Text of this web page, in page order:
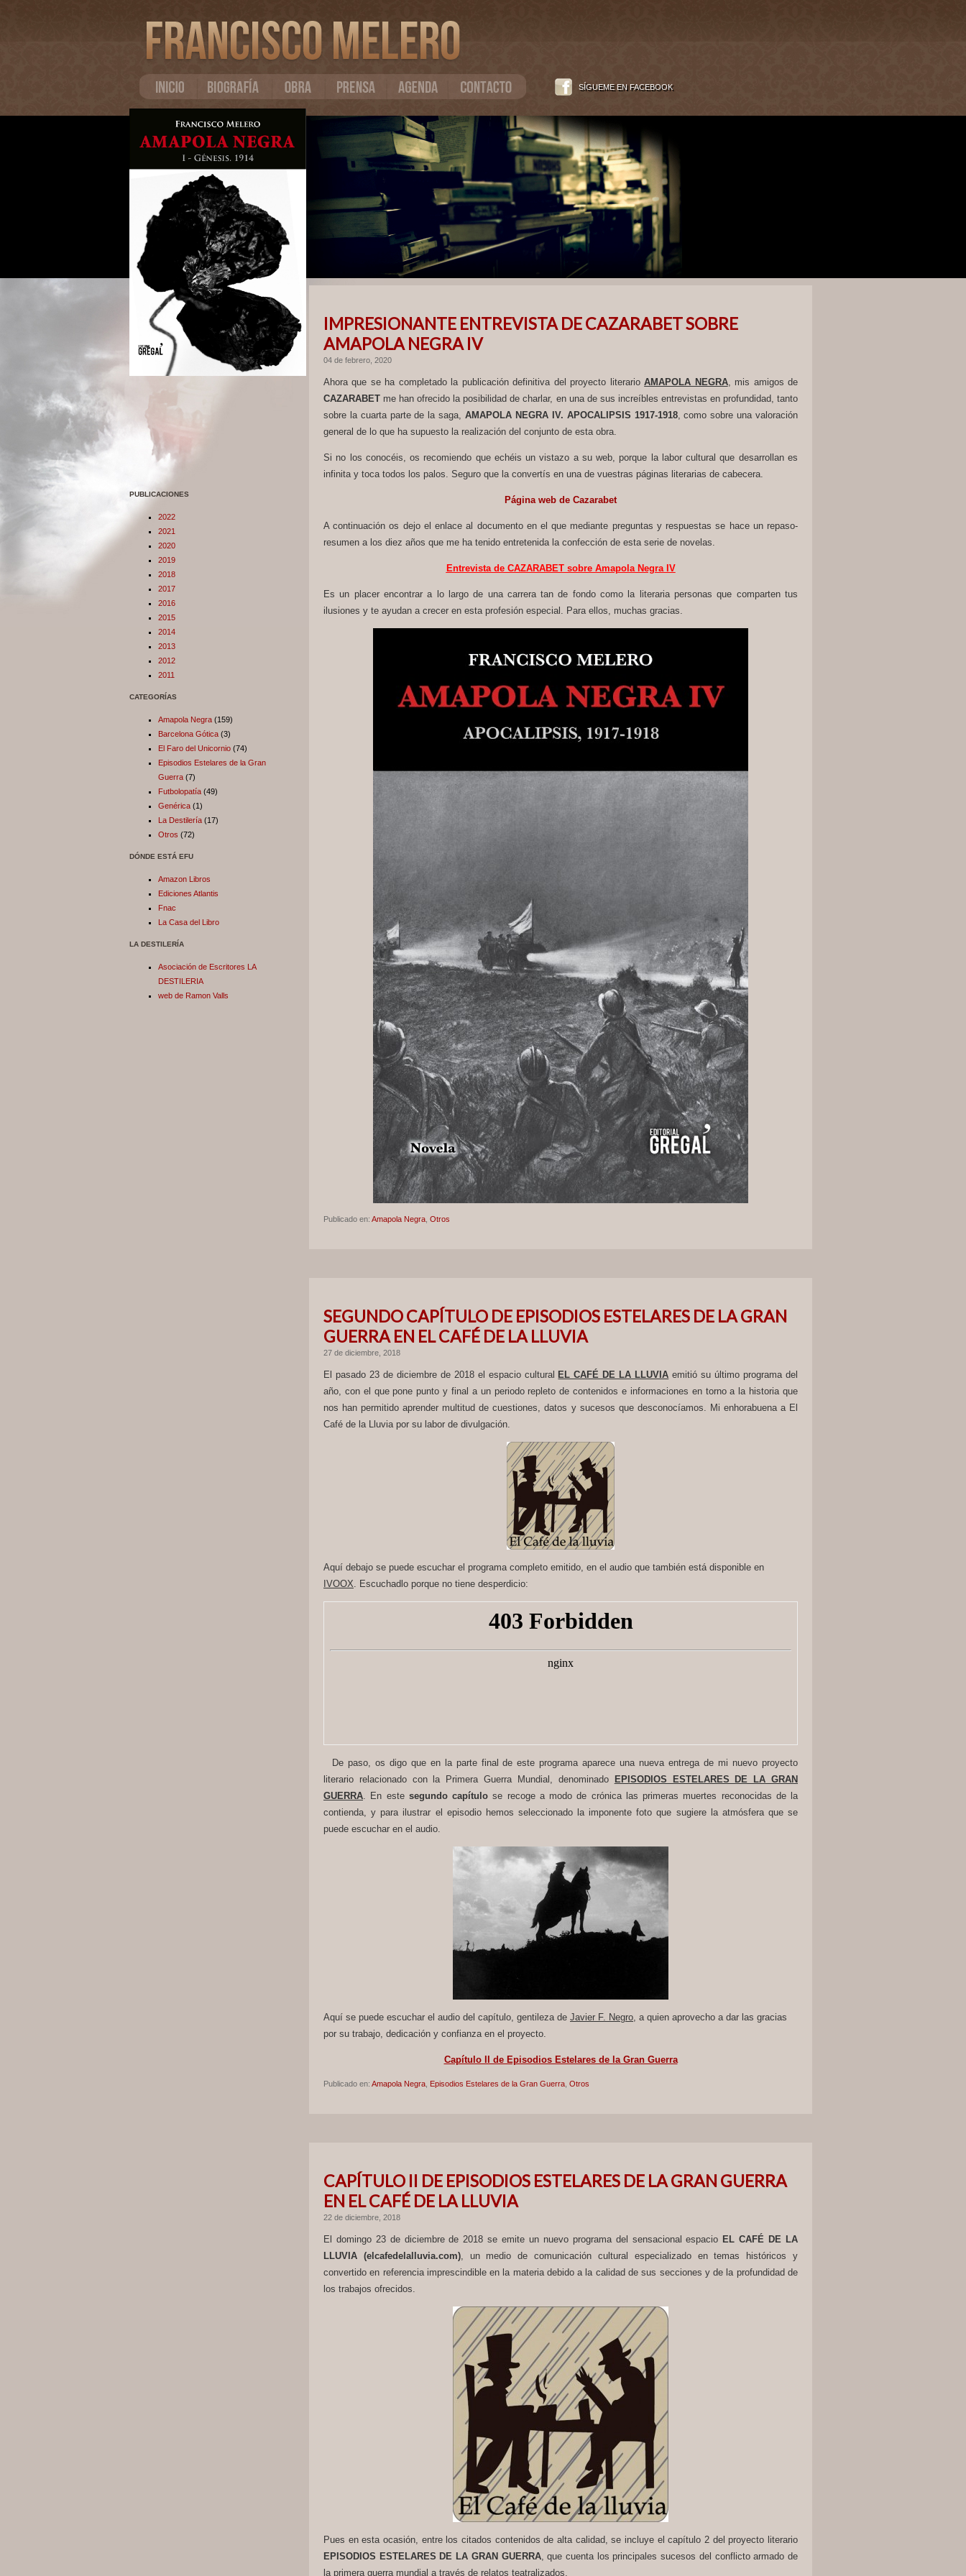
SÍGUEME EN FACEBOOK
PUBLICACIONES
2022
2021
2020
2019
2018
2017
2016
2015
2014
2013
2012
2011
CATEGORÍAS
Amapola Negra (159)
Barcelona Gótica (3)
El Faro del Unicornio (74)
Episodios Estelares de la Gran
Guerra (7)
Futbolopatía (49)
Genérica (1)
La Destilería (17)
Otros (72)
DÓNDE ESTÁ EFU
Amazon Libros
Ediciones Atlantis
Fnac
La Casa del Libro
LA DESTILERÍA
Asociación de Escritores LA
DESTILERIA
web de Ramon Valls
IMPRESIONANTE ENTREVISTA DE CAZARABET SOBRE
AMAPOLA NEGRA IV
04 de febrero, 2020
Ahora que se ha completado la publicación definitiva del proyecto literarioAMAPOLA NEGRA, mis amigos de
CAZARABET me han ofrecido la posibilidad de charlar, en una de sus increíbles entrevistas en profundidad, tanto
sobre la cuarta parte de la saga,AMAPOLA NEGRA IV. APOCALIPSIS 1917-1918, como sobre una valoración
general de lo que ha supuesto la realización del conjunto de esta obra.
Si no los conocéis, os recomiendo que echéis un vistazo a su web, porque la labor cultural que desarrollan es
infinita y toca todos los palos. Seguro que la convertís en una de vuestras páginas literarias de cabecera.
Página web de Cazarabet
A continuación os dejo el enlace al documento en el que mediante preguntas y respuestas se hace un repaso-
resumen a los diez años que me ha tenido entretenida la confección de esta serie de novelas.
Entrevista de CAZARABET sobre Amapola Negra IV
Es un placer encontrar a lo largo de una carrera tan de fondo como la literaria personas que comparten tus
ilusiones y te ayudan a crecer en esta profesión especial. Para ellos, muchas gracias.
Publicado en: Amapola Negra Otros
SEGUNDO CAPÍTULO DE EPISODIOS ESTELARES DE LA GRAN
GUERRA EN EL CAFÉ DE LA LLUVIA
27 de diciembre, 2018
El pasado 23 de diciembre de 2018 el espacio cultural EL CAFÉ DE LA LLUVIA emitió su último programa del
año, con el que pone punto y final a un periodo repleto de contenidos e informaciones en torno a la historia que
nos han permitido aprender multitud de cuestiones, datos y sucesos que desconocíamos. Mi enhorabuena a El
Café de la Lluvia por su labor de divulgación.
Aquí debajo se puede escuchar el programa completo emitido, en el audio que también está disponible en
IVOOX. Escuchadlo porque no tiene desperdicio:
De paso, os digo que en la parte final de este programa aparece una nueva entrega de mi nuevo proyecto
literario relacionado con la Primera Guerra Mundial, denominado
EPISODIOS ESTELARES DE LA GRAN
GUERRA. En este segundo capítulo se recoge a modo de crónica las primeras muertes reconocidas de la
contienda, y para ilustrar el episodio hemos seleccionado la imponente foto que sugiere la atmósfera que se
puede escuchar en el audio.
Aquí se puede escuchar el audio del capítulo, gentileza de Javier F. Negro, a quien aprovecho a dar las gracias
por su trabajo, dedicación y confianza en el proyecto.
Capítulo II de Episodios Estelares de la Gran Guerra
Publicado en: Amapola Negra Episodios Estelares de la Gran Guerra Otros
CAPÍTULO II DE EPISODIOS ESTELARES DE LA GRAN GUERRA
EN EL CAFÉ DE LA LLUVIA
22 de diciembre, 2018
El domingo 23 de diciembre de 2018 se emite un nuevo programa del sensacional espacio EL CAFÉ DE LA
LLUVIA (elcafedelalluvia.com), un medio de comunicación cultural especializado en temas históricos y
convertido en referencia imprescindible en la materia debido a la calidad de sus secciones y de la profundidad de
los trabajos ofrecidos.
Pues en esta ocasión, entre los citados contenidos de alta calidad, se incluye el capítulo 2 del proyecto literario
EPISODIOS ESTELARES DE LA GRAN GUERRA, que cuenta los principales sucesos del conflicto armado de
la primera guerra mundial a través de relatos teatralizados.